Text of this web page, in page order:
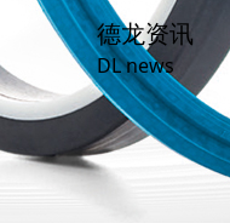
德龙资讯
DL news